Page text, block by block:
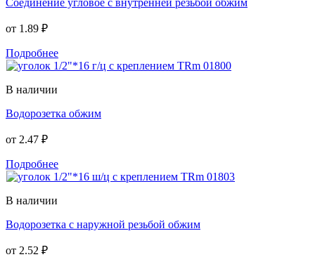
от 1.89 ₽
Подробнее
В наличии
Водорозетка обжим
от 2.47 ₽
Подробнее
В наличии
Водорозетка с наружной резьбой обжим
от 2.52 ₽